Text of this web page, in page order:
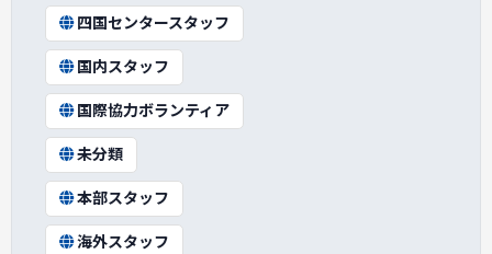
四国センタースタッフ
国内スタッフ
国際協力ボランティア
未分類
本部スタッフ
海外スタッフ